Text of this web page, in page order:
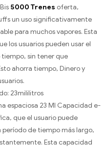
5000 Trenes oferta,
un uso significativamente
para muchos vapores. Esta
los usuarios pueden usar el
sin tener que
ahorra tiempo, Dinero y
23mililitros
espaciosa 23 Ml Capacidad e-
que el usuario puede
de tiempo más largo,
Esta capacidad